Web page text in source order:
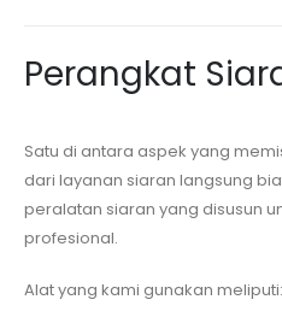
Perangkat
Satu di antara aspek yang
dari layanan siaran langsung
peralatan siaran yang disusun
profesional.
Alat yang kami gunakan meliputi: